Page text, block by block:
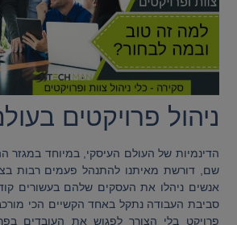
ניהול פרויקטים
הדינמיות של העולם העיסקי, במיוחד
שם, דורשת מאיתנו להתנהל פעמים רבות
אנשים ניהלו את העסקים שלהם בעשורים
סביבת העבודה נתקל באחד הקשיים הכי
פרויקט בלי הצורך לפגוש את העובדים